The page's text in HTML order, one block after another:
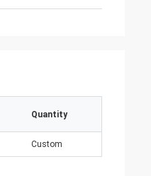
Quantity
Custom